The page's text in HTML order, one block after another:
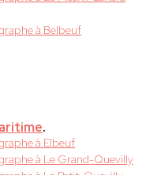
à Belbeuf
.
à Elbeuf
à Le Grand-Quevilly